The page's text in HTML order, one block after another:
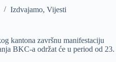
Izdvajamo, Vijesti
kantona završnu manifestaciju
BKC-a održat će u period od 23.